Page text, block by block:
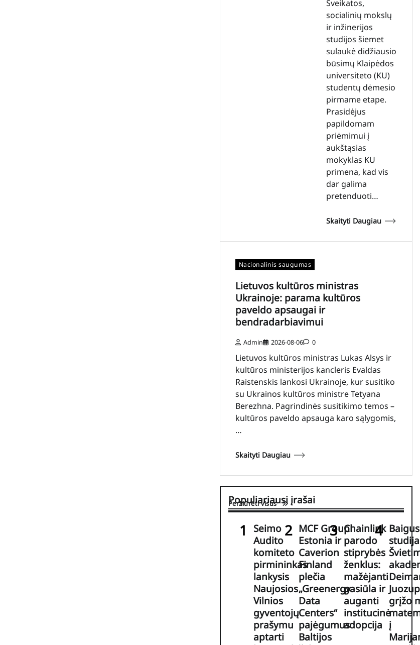
Sveikatos,
socialinių mokslų
ir inžinerijos
studijos šiemet
sulaukė didžiausio
būsimų Klaipėdos
universiteto (KU)
studentų dėmesio
pirmame etape.
Prasidėjus
papildomam
priėmimui į
aukštąsias
mokyklas KU
primena, kad vis
dar galima
pretenduoti…
Skaityti Daugiau
Nacionalinis saugumas
Lietuvos kultūros ministras
Ukrainoje: parama kultūros
paveldo apsaugai ir
bendradarbiavimui
Admin 2026-08-06 0
Lietuvos kultūros ministras Lukas Alsys ir
kultūros ministerijos kancleris Evaldas
Raistenskis lankosi Ukrainoje, kur susitiko
su Ukrainos kultūros ministre Tetyana
Berezhna. Pagrindinės susitikimo temos –
kultūros paveldo apsauga karo sąlygomis,
…
Skaityti Daugiau
Populiariausi įrašai
Peržiūrėti visus
Seimo
Audito
komiteto
pirmininkas
lankysis
Naujosios
Vilnios
gyventojų
prašymu
aptarti
MCF Group
Estonia ir
Caverion
Finland
plečia
„Greenergy
Data
Centers“
pajėgumus
Baltijos
Chainlink
parodo
stiprybės
ženklus:
mažėjanti
pasiūla ir
auganti
institucinė
adopcija
grįžo
į